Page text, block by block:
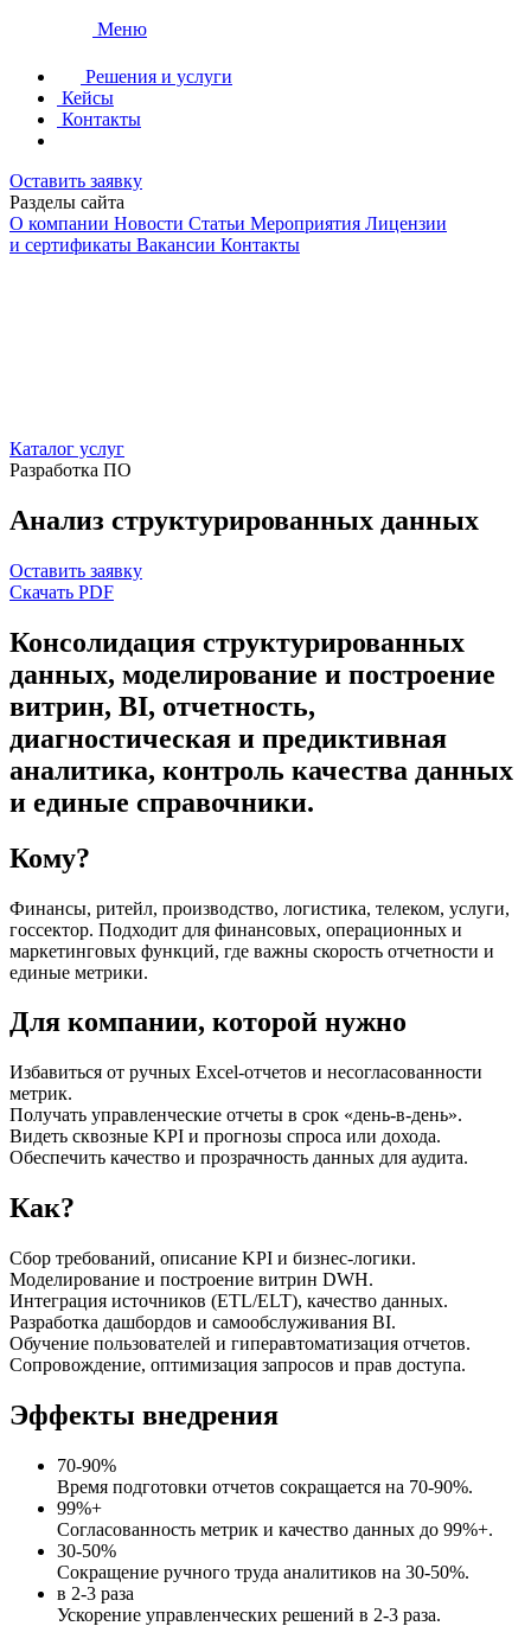
Меню
Решения и услуги
Кейсы
Контакты
Оставить заявку
Разделы сайта
О компании Новости Статьи Мероприятия Лицензии
и сертификаты Вакансии Контакты
Каталог услуг
Разработка ПО
Анализ структурированных данных
Оставить заявку
Скачать PDF
Консолидация структурированных
данных, моделирование и построение
витрин, BI, отчетность,
диагностическая и предиктивная
аналитика, контроль качества данных
и единые справочники.
Кому?
Финансы, ритейл, производство, логистика, телеком, услуги,
госсектор. Подходит для финансовых, операционных и
маркетинговых функций, где важны скорость отчетности и
единые метрики.
Для компании, которой нужно
Избавиться от ручных Excel‑отчетов и несогласованности
метрик.
Получать управленческие отчеты в срок «день‑в‑день».
Видеть сквозные KPI и прогнозы спроса или дохода.
Обеспечить качество и прозрачность данных для аудита.
Как?
Сбор требований, описание KPI и бизнес‑логики.
Моделирование и построение витрин DWH.
Интеграция источников (ETL/ELT), качество данных.
Разработка дашбордов и самообслуживания BI.
Обучение пользователей и гиперавтоматизация отчетов.
Сопровождение, оптимизация запросов и прав доступа.
Эффекты внедрения
70-90%
Время подготовки отчетов сокращается на 70-90%.
99%+
Согласованность метрик и качество данных до 99%+.
30-50%
Сокращение ручного труда аналитиков на 30-50%.
в 2-3 раза
Ускорение управленческих решений в 2-3 раза.